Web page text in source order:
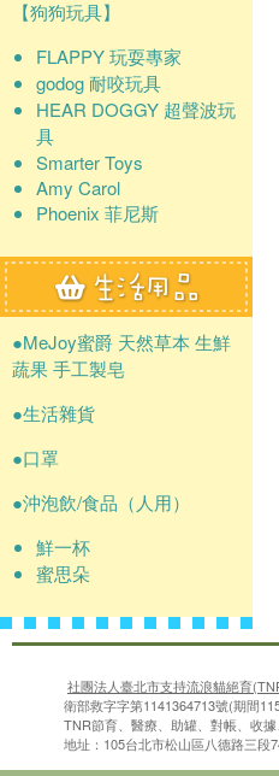
【狗狗玩具】
FLAPPY 玩耍專家
godog 耐咬玩具
HEAR DOGGY 超聲波玩
具
Smarter Toys
Amy Carol
Phoenix 菲尼斯
●MeJoy蜜爵 天然草本 生鮮
蔬果 手工製皂
●生活雜貨
●口罩
●沖泡飲/食品（人用）
鮮一杯
蜜思朵
社團法人臺北市支持流浪貓絕育
衛部救字字第1141364713號(期間
TNR節育、醫療、助罐、對帳、收
地址：105台北市松山區八德路三段